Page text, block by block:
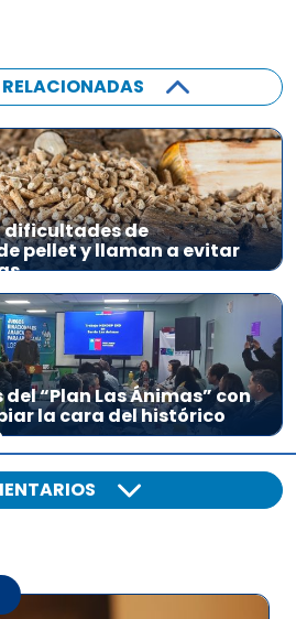
dificultades de
pellet y llaman a evitar
“Plan Las Ánimas” con
la cara del histórico